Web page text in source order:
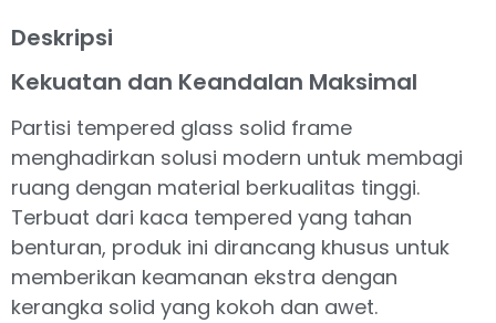
Deskripsi
Kekuatan dan Keandalan Maksimal
Partisi tempered glass solid frame
menghadirkan solusi modern untuk membagi
ruang dengan material berkualitas tinggi.
Terbuat dari kaca tempered yang tahan
benturan, produk ini dirancang khusus untuk
memberikan keamanan ekstra dengan
kerangka solid yang kokoh dan awet.